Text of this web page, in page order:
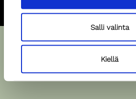
Salli valinta
Kiellä